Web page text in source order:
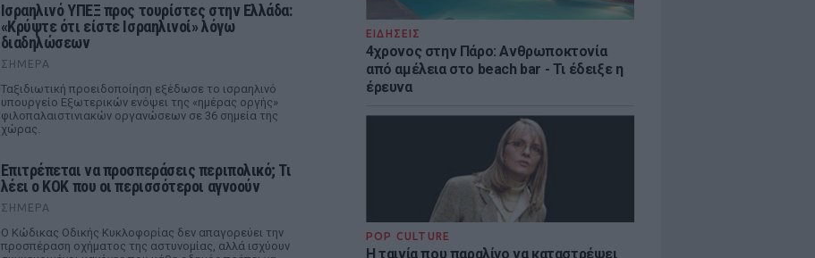
ΕΙΔΗΣΕΙΣ
4χρονος στην Πάρο: Ανθρωποκτονία
από αμέλεια στο beach bar - Τι έδειξε η
έρευνα
POP CULTURE
Η ταινία που παραλίγο να καταστρέψει
Ισραηλινό ΥΠΕΞ προς τουρίστες στην Ελλάδα:
«Κρύψτε ότι είστε Ισραηλινοί» λόγω
διαδηλώσεων
ΣΉΜΕΡΑ
Ταξιδιωτική προειδοποίηση εξέδωσε το ισραηλινό
υπουργείο Εξωτερικών ενόψει της «ημέρας οργής»
φιλοπαλαιστινιακών οργανώσεων σε 36 σημεία της
χώρας.
Επιτρέπεται να προσπεράσεις περιπολικό; Τι
λέει ο ΚΟΚ που οι περισσότεροι αγνοούν
ΣΉΜΕΡΑ
Ο Κώδικας Οδικής Κυκλοφορίας δεν απαγορεύει την
προσπέραση οχήματος της αστυνομίας, αλλά ισχύουν